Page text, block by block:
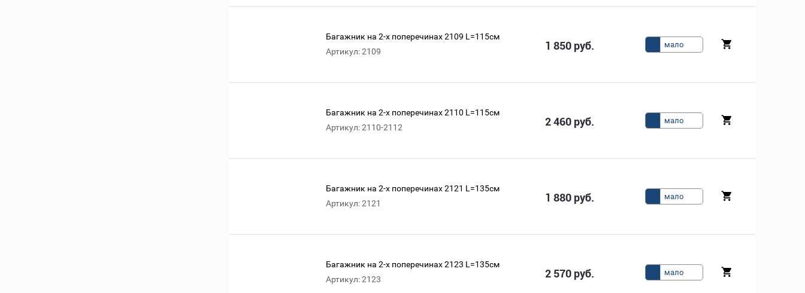
Багажник на 2-х поперечинах 2109 L=115см
Артикул: 2109
1 850 руб. мало
Багажник на 2-х поперечинах 2110 L=115см
Артикул: 2110-2112
2 460 руб. мало
Багажник на 2-х поперечинах 2121 L=135см
Артикул: 2121
1 880 руб. мало
Багажник на 2-х поперечинах 2123 L=135см
Артикул: 2123
2 570 руб. мало